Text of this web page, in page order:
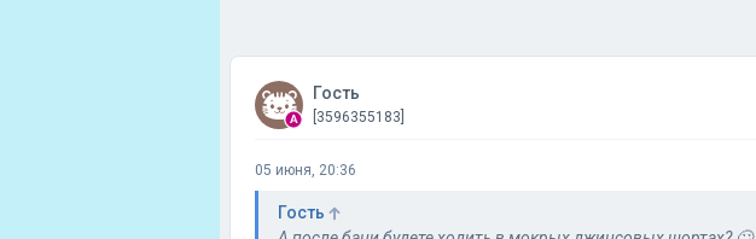
Гость
[3596355183]
05 июня, 20:36
Гость